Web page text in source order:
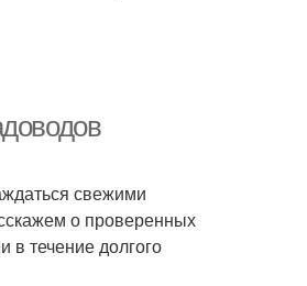
свежими
о проверенных
в течение долгого